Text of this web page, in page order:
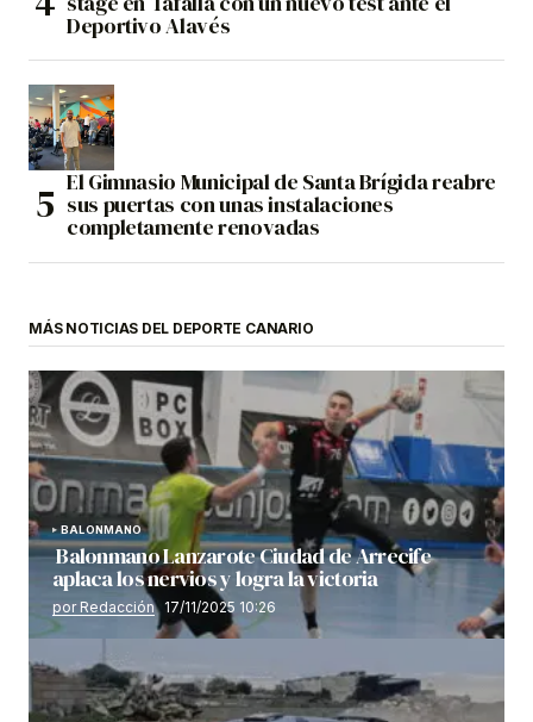
Deportivo Alavés
El Gimnasio Municipal de Santa Brígida reabre
sus puertas con unas instalaciones
completamente renovadas
MÁS NOTICIAS DEL DEPORTE CANARIO
BALONMANO
Balonmano Lanzarote Ciudad de Arrecife
aplaca los nervios y logra la victoria
por Redacción 17/11/2025 10:26